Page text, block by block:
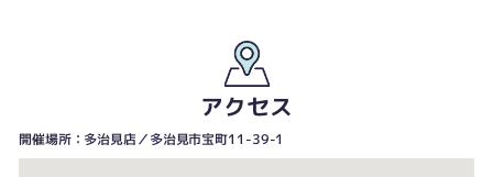
アクセス
開催場所：多治見店／多治見市宝町11-39-1